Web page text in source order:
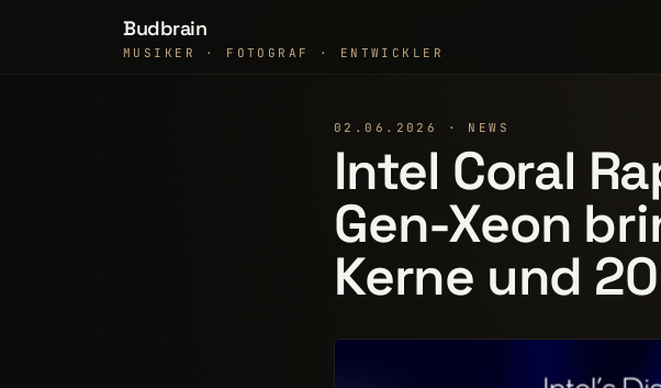
Budbrain
MUSIKER · FOTOGRAF · ENTWICKLER
02.06.2026 · NEWS
Intel Coral
Gen-Xeon
Kerne und